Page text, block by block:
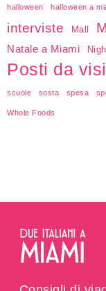
halloween halloween a
interviste Mall
Natale a Miami
Posti da
scuole sosta spesa
Whole Foods